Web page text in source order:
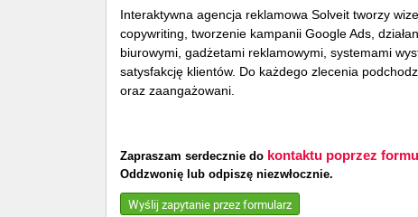
Interaktywna agencja reklamowa Solveit tworzy
copywriting, tworzenie kampanii Google Ads,
biurowymi, gadżetami reklamowymi, systemami
satysfakcję klientów. Do każdego zlecenia
oraz zaangażowani.
Zapraszam serdecznie do kontaktu poprzez
Oddzwonię lub odpiszę niezwłocznie.
Wyślij zapytanie przez formularz